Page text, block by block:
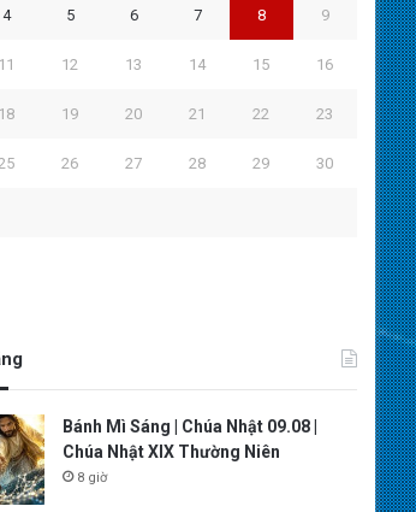
4 5 6 7 8 9
11 12 13 14 15 16
18 19 20 21 22 23
26 27 28 29 30
Bánh Mì Sáng | Chúa Nhật 09.08 |
Chúa Nhật XIX Thường Niên
8 giờ